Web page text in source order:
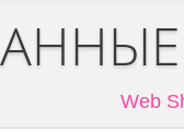
Web